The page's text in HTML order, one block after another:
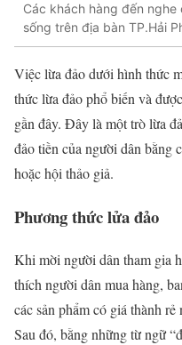
Các khách hàng đến
sống trên địa bàn TP.Hải
Việc lừa đảo dưới hình thức
thức lừa đảo phổ biến và
gần đây. Đây là một trò lừa
đảo tiền của người dân bằng
hoặc hội thảo giả.
Phương thức lửa đảo
Khi mời người dân tham gia
thích người dân mua hàng,
các sản phẩm có giá thành
Sau đó, bằng những từ ngữ